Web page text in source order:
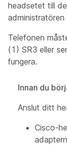
headsetet till
Telefonen
(1) SR3 eller
fungera.
Innan du
Anslut ditt
Cisco-
adaptern